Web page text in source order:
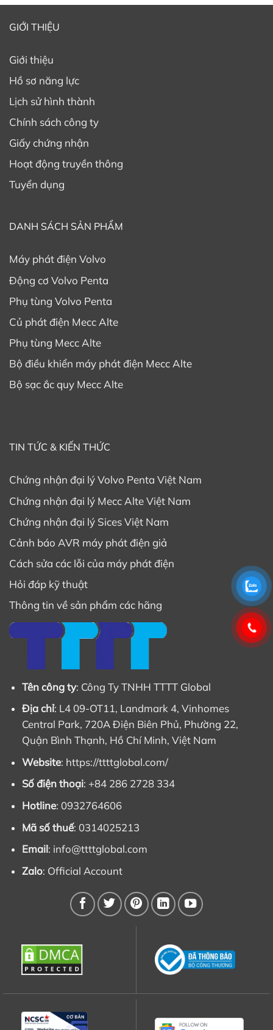
GIỚI THIỆU
Giới thiệu
Hồ sơ năng lực
Lịch sử hình thành
Chính sách công ty
Giấy chứng nhận
Hoạt động truyền thông
Tuyển dụng
DANH SÁCH SẢN PHẨM
Máy phát điện Volvo
Động cơ Volvo Penta
Phụ tùng Volvo Penta
Củ phát điện Mecc Alte
Phụ tùng Mecc Alte
Bộ điều khiển máy phát điện Mecc Alte
Bộ sạc ắc quy Mecc Alte
TIN TỨC & KIẾN THỨC
Chứng nhận đại lý Volvo Penta Việt Nam
Chứng nhận đại lý Mecc Alte Việt Nam
Chứng nhận đại lý Sices Việt Nam
Cảnh báo AVR máy phát điện giả
Cách sửa các lỗi của máy phát điện
Hỏi đáp kỹ thuật
Thông tin về sản phẩm các hãng
Tên công ty: Công Ty TNHH TTTT Global
Địa chỉ: L4 09-OT11, Landmark 4, Vinhomes
Central Park, 720A Điện Biên Phủ, Phường 22,
Quận Bình Thạnh, Hồ Chí Minh, Việt Nam
Website: https://ttttglobal.com/
Số điện thoại: +84 286 2728 334
Hotline: 0932764606
Mã số thuế: 0314025213
Email: info@ttttglobal.com
Zalo: Official Account